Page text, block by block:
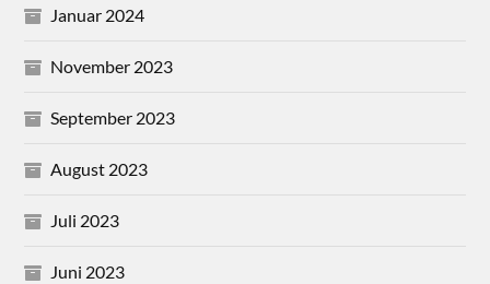
Januar 2024
November 2023
September 2023
August 2023
Juli 2023
Juni 2023